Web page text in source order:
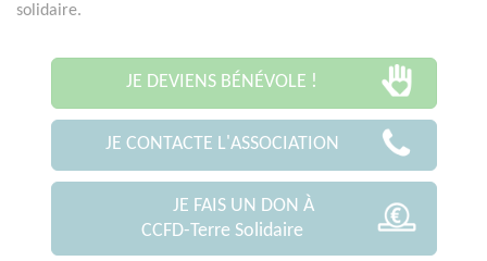
solidaire.
JE DEVIENS BÉNÉVOLE !
JE CONTACTE L'ASSOCIATION
JE FAIS UN DON À
CCFD-Terre Solidaire